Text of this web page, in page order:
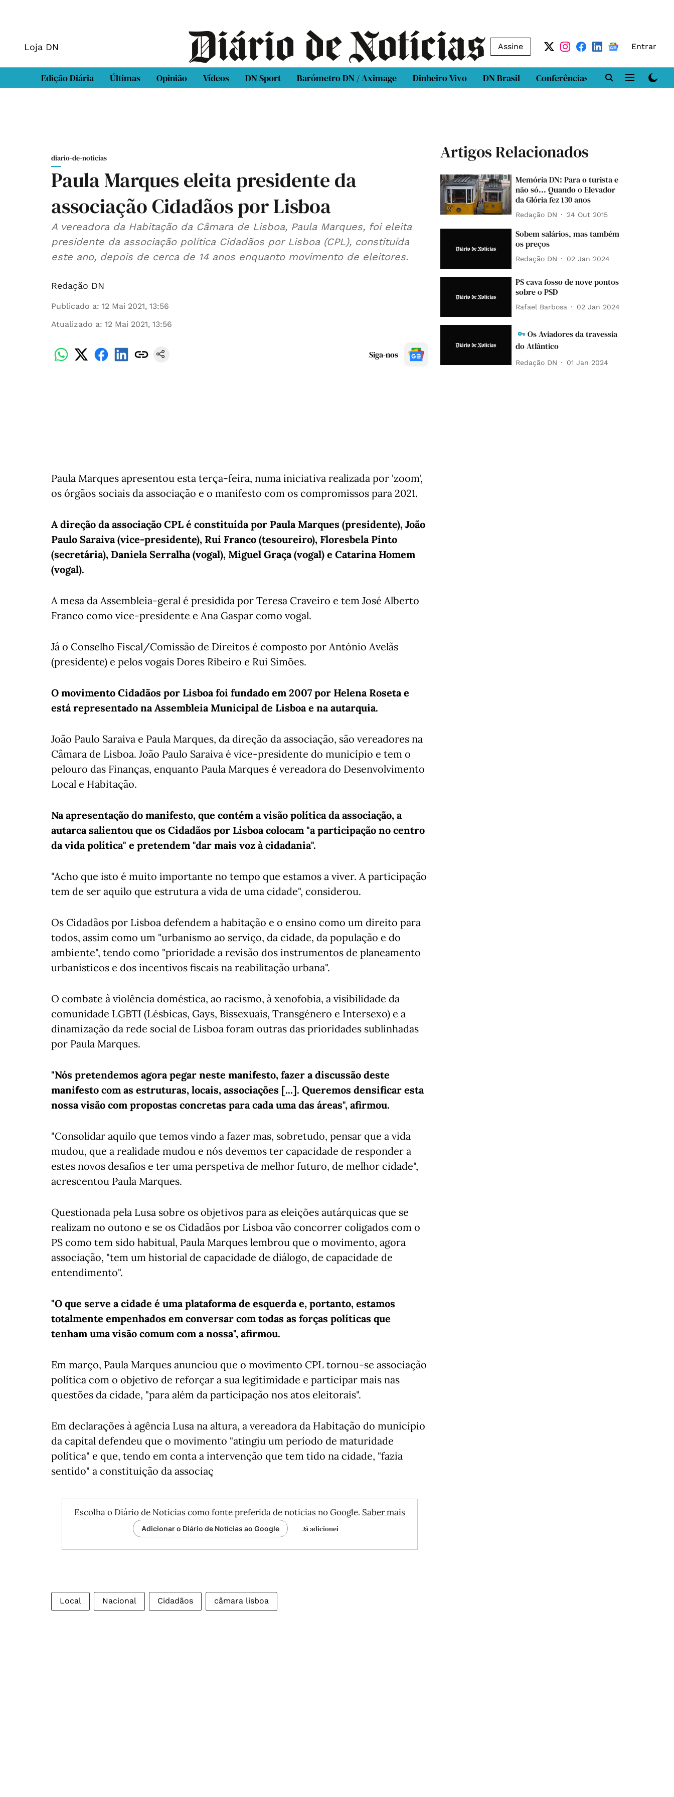
Loja DN Assine Entrar
Edição Diária Últimas Opinião Vídeos DN Sport Barómetro DN / Aximage Dinheiro Vivo DN Brasil Conferências DN LAB
diario-de-noticias
Paula Marques eleita presidente da
associação Cidadãos por Lisboa
A vereadora da Habitação da Câmara de Lisboa, Paula Marques, foi eleita
presidente da associação política Cidadãos por Lisboa (CPL), constituída
este ano, depois de cerca de 14 anos enquanto movimento de eleitores.
Redação DN
Publicado a: 12 Mai 2021, 13:56
Atualizado a: 12 Mai 2021, 13:56
Siga-nos
Paula Marques apresentou esta terça-feira, numa iniciativa realizada por 'zoom',
os órgãos sociais da associação e o manifesto com os compromissos para 2021.
A direção da associação CPL é constituída por Paula Marques (presidente), João
Paulo Saraiva (vice-presidente), Rui Franco (tesoureiro), Floresbela Pinto
(secretária), Daniela Serralha (vogal), Miguel Graça (vogal) e Catarina Homem
(vogal).
A mesa da Assembleia-geral é presidida por Teresa Craveiro e tem José Alberto
Franco como vice-presidente e Ana Gaspar como vogal.
Já o Conselho Fiscal/Comissão de Direitos é composto por António Avelãs
(presidente) e pelos vogais Dores Ribeiro e Rui Simões.
O movimento Cidadãos por Lisboa foi fundado em 2007 por Helena Roseta e
está representado na Assembleia Municipal de Lisboa e na autarquia.
João Paulo Saraiva e Paula Marques, da direção da associação, são vereadores na
Câmara de Lisboa. João Paulo Saraiva é vice-presidente do município e tem o
pelouro das Finanças, enquanto Paula Marques é vereadora do Desenvolvimento
Local e Habitação.
Na apresentação do manifesto, que contém a visão política da associação, a
autarca salientou que os Cidadãos por Lisboa colocam "a participação no centro
da vida política" e pretendem "dar mais voz à cidadania".
"Acho que isto é muito importante no tempo que estamos a viver. A participação
tem de ser aquilo que estrutura a vida de uma cidade", considerou.
Os Cidadãos por Lisboa defendem a habitação e o ensino como um direito para
todos, assim como um "urbanismo ao serviço, da cidade, da população e do
ambiente", tendo como "prioridade a revisão dos instrumentos de planeamento
urbanísticos e dos incentivos fiscais na reabilitação urbana".
O combate à violência doméstica, ao racismo, à xenofobia, a visibilidade da
comunidade LGBTI (Lésbicas, Gays, Bissexuais, Transgénero e Intersexo) e a
dinamização da rede social de Lisboa foram outras das prioridades sublinhadas
por Paula Marques.
"Nós pretendemos agora pegar neste manifesto, fazer a discussão deste
manifesto com as estruturas, locais, associações [...]. Queremos densificar esta
nossa visão com propostas concretas para cada uma das áreas", afirmou.
"Consolidar aquilo que temos vindo a fazer mas, sobretudo, pensar que a vida
mudou, que a realidade mudou e nós devemos ter capacidade de responder a
estes novos desafios e ter uma perspetiva de melhor futuro, de melhor cidade",
acrescentou Paula Marques.
Questionada pela Lusa sobre os objetivos para as eleições autárquicas que se
realizam no outono e se os Cidadãos por Lisboa vão concorrer coligados com o
PS como tem sido habitual, Paula Marques lembrou que o movimento, agora
associação, "tem um historial de capacidade de diálogo, de capacidade de
entendimento".
"O que serve a cidade é uma plataforma de esquerda e, portanto, estamos
totalmente empenhados em conversar com todas as forças políticas que
tenham uma visão comum com a nossa", afirmou.
Em março, Paula Marques anunciou que o movimento CPL tornou-se associação
política com o objetivo de reforçar a sua legitimidade e participar mais nas
questões da cidade, "para além da participação nos atos eleitorais".
Em declarações à agência Lusa na altura, a vereadora da Habitação do município
da capital defendeu que o movimento "atingiu um período de maturidade
política" e que, tendo em conta a intervenção que tem tido na cidade, "fazia
sentido" a constituição da associaç
Escolha o Diário de Notícias como fonte preferida de notícias no Google. Saber mais
Adicionar o Diário de Notícias ao Google Já adicionei
Local Nacional Cidadãos câmara lisboa
Artigos Relacionados
Memória DN: Para o turista e
não só... Quando o Elevador
da Glória fez 130 anos
Redação DN 24 Out 2015
Sobem salários, mas também
os preços
Redação DN 02 Jan 2024
PS cava fosso de nove pontos
sobre o PSD
Rafael Barbosa 02 Jan 2024
Os Aviadores da travessia
do Atlântico
Redação DN 01 Jan 2024